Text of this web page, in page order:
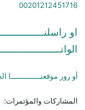
00201212451716
او
أو زور موقعنـــــــــــــــا
المشاركات والمؤتمرات: